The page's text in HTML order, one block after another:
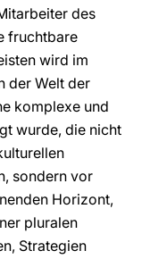
des
fruchtbare
wird im
der Welt der
komplexe und
wurde, die nicht
sondern vor
Horizont,
pluralen
Strategien